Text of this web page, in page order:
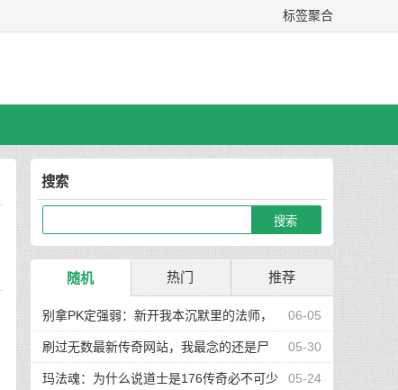
标签聚合
搜索
随机 热门 推荐
06-05
别拿PK定强弱：新开我本沉默里的法师，
从来不是只靠打架说话 05-30
刷过无数最新传奇网站，我最念的还是尸
王殿这张小地图 05-24
玛法魂：为什么说道士是176传奇必不可少